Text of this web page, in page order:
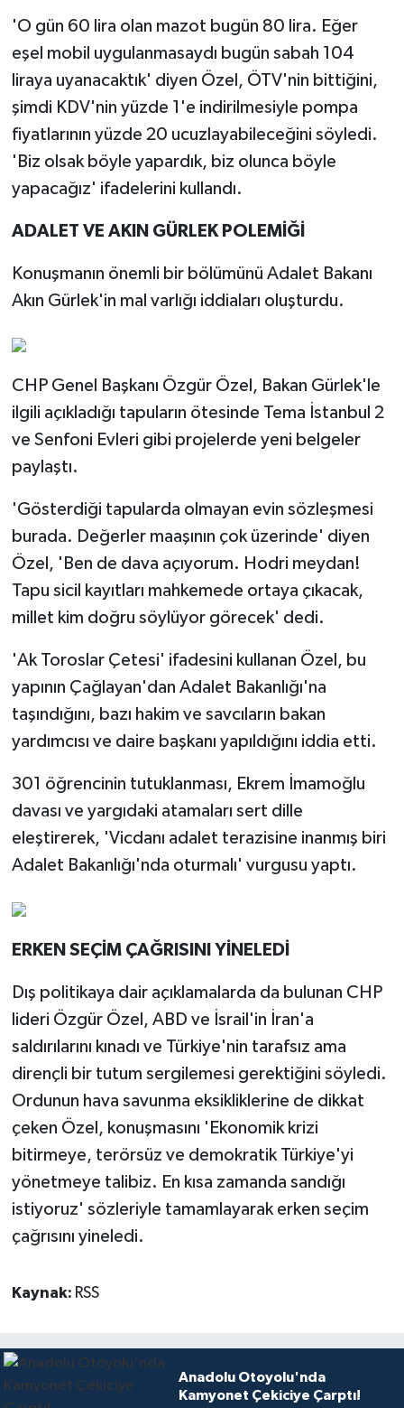
'O gün 60 lira olan mazot bugün 80 lira. Eğer
eşel mobil uygulanmasaydı bugün sabah 104
liraya uyanacaktık' diyen Özel, ÖTV'nin bittiğini,
şimdi KDV'nin yüzde 1'e indirilmesiyle pompa
fiyatlarının yüzde 20 ucuzlayabileceğini söyledi.
'Biz olsak böyle yapardık, biz olunca böyle
yapacağız' ifadelerini kullandı.
ADALET VE AKIN GÜRLEK POLEMİĞİ
Konuşmanın önemli bir bölümünü Adalet Bakanı
Akın Gürlek'in mal varlığı iddiaları oluşturdu.
CHP Genel Başkanı Özgür Özel, Bakan Gürlek'le
ilgili açıkladığı tapuların ötesinde Tema İstanbul 2
ve Senfoni Evleri gibi projelerde yeni belgeler
paylaştı.
'Gösterdiği tapularda olmayan evin sözleşmesi
burada. Değerler maaşının çok üzerinde' diyen
Özel, 'Ben de dava açıyorum. Hodri meydan!
Tapu sicil kayıtları mahkemede ortaya çıkacak,
millet kim doğru söylüyor görecek' dedi.
'Ak Toroslar Çetesi' ifadesini kullanan Özel, bu
yapının Çağlayan'dan Adalet Bakanlığı'na
taşındığını, bazı hakim ve savcıların bakan
yardımcısı ve daire başkanı yapıldığını iddia etti.
301 öğrencinin tutuklanması, Ekrem İmamoğlu
davası ve yargıdaki atamaları sert dille
eleştirerek, 'Vicdanı adalet terazisine inanmış biri
Adalet Bakanlığı'nda oturmalı' vurgusu yaptı.
ERKEN SEÇİM ÇAĞRISINI YİNELEDİ
Dış politikaya dair açıklamalarda da bulunan CHP
lideri Özgür Özel, ABD ve İsrail'in İran'a
saldırılarını kınadı ve Türkiye'nin tarafsız ama
dirençli bir tutum sergilemesi gerektiğini söyledi.
Ordunun hava savunma eksikliklerine de dikkat
çeken Özel, konuşmasını 'Ekonomik krizi
bitirmeye, terörsüz ve demokratik Türkiye'yi
yönetmeye talibiz. En kısa zamanda sandığı
istiyoruz' sözleriyle tamamlayarak erken seçim
çağrısını yineledi.
Kaynak: RSS
Anadolu Otoyolu'nda
Kamyonet Çekiciye Çarptı!